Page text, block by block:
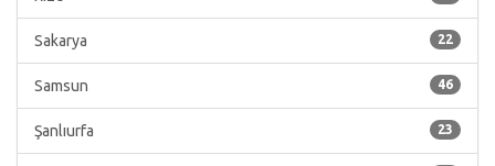
22
Sakarya
46
Samsun
23
Şanlıurfa